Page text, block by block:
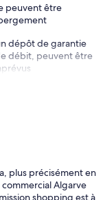
peuvent être
dépôt de garantie
débit, peuvent être
plus précisément en
commercial Algarve
shopping est à